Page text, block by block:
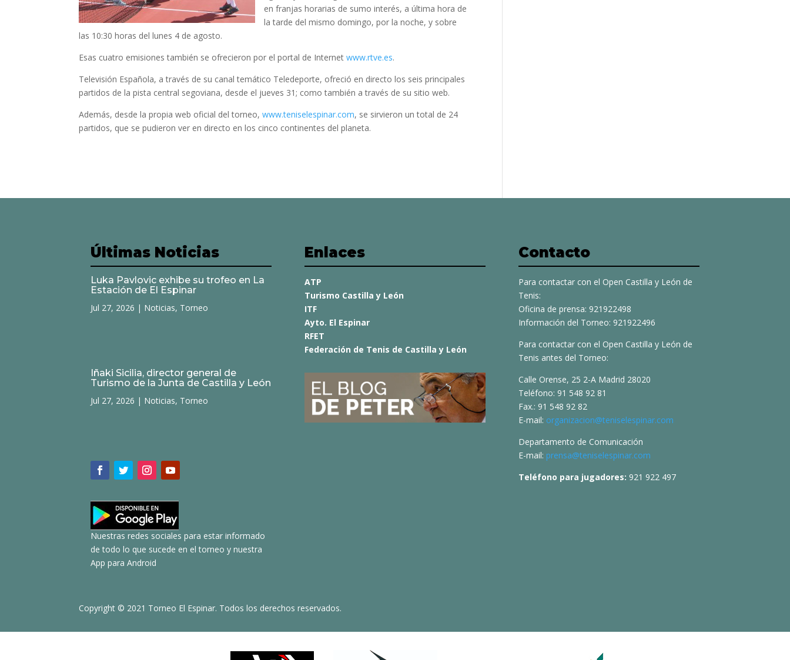
en franjas horarias de sumo interés, a última hora de
la tarde del mismo domingo, por la noche, y sobre
las 10:30 horas del lunes 4 de agosto.
Esas cuatro emisiones también se ofrecieron por el portal de Internetwww.rtve.es.
Televisión Española, a través de su canal temático Teledeporte, ofreció en directo los seis principales
partidos de la pista central segoviana, desde el jueves 31; como también a través de su sitio web.
Además, desde la propia web oficial del torneo,www.teniselespinar.com, se sirvieron un total de 24
partidos, que se pudieron ver en directo en los cinco continentes del planeta.
Últimas Noticias
Luka Pavlovic exhibe su trofeo en La
Estación de El Espinar
Jul 27, 2026 | Noticias, Torneo
Iñaki Sicilia, director general de
Turismo de la Junta de Castilla y León
Jul 27, 2026 | Noticias, Torneo
Nuestras redes sociales para estar informado
de todo lo que sucede en el torneo y nuestra
App para Android
Enlaces
ATP
Turismo Castilla y León
ITF
Ayto. El Espinar
RFET
Federación de Tenis de Castilla y León
Contacto
Para contactar con el Open Castilla y León de
Tenis:
Oficina de prensa: 921922498
Información del Torneo: 921922496
Para contactar con el Open Castilla y León de
Tenis antes del Torneo:
Calle Orense, 25 2-A Madrid 28020
Teléfono: 91 548 92 81
Fax.: 91 548 92 82
E-mail: organizacion@teniselespinar.com
Departamento de Comunicación
E-mail: prensa@teniselespinar.com
Teléfono para jugadores: 921 922 497
Copyright © 2021 Torneo El Espinar. Todos los derechos reservados.